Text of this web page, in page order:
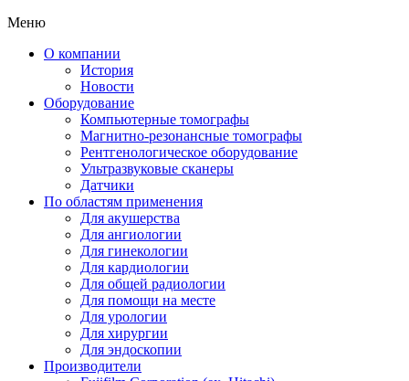
Меню
О компании
История
Новости
Оборудование
Компьютерные томографы
Магнитно-резонансные томографы
Рентгенологическое оборудование
Ультразвуковые сканеры
Датчики
По областям применения
Для акушерства
Для ангиологии
Для гинекологии
Для кардиологии
Для общей радиологии
Для помощи на месте
Для урологии
Для хирургии
Для эндоскопии
Производители